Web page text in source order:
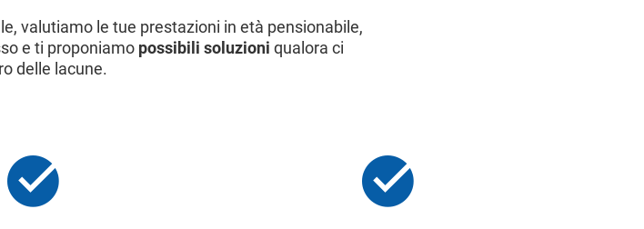
valutiamo le tue prestazioni in età pensionabile,
e ti proponiamo possibili soluzioni qualora ci
delle lacune.